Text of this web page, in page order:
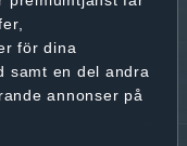
för dina
samt en del andra
annonser på